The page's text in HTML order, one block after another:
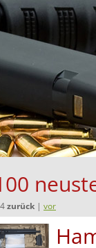
zurück | vor